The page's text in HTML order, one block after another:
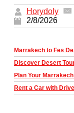
Horydoly
2/8/2026
Marrakech to Fes
Discover Desert
Plan Your
Rent a Car with